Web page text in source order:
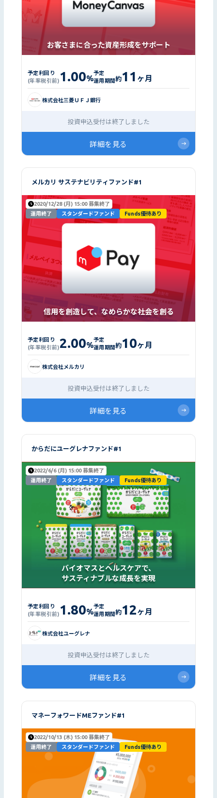
お客さまに合った資産形成をサポート
予定利回り
(年率税引前) 1.00%
予定
運用期間約11 ヶ月
株式会社三菱ＵＦＪ銀行
投資申込受付は終了しました
詳細を見る
メルカリ サステナビリティファンド#1
2020/12/28 (月) 15:00 募集終了
運用終了
スタンダードファンド Funds優待あり
信用を創造して、なめらかな社会を創る
予定利回り
(年率税引前)2.00%
予定
運用期間約10ヶ月
株式会社メルカリ
投資申込受付は終了しました
詳細を見る
からだにユーグレナファンド#1
2022/6/6 (月) 15:00 募集終了
運用終了
スタンダードファンド Funds優待あり
バイオマスとヘルスケアで、
サスティナブルな成長を実現
予定利回り
(年率税引前) 1.80%
予定
運用期間約12ヶ月
株式会社ユーグレナ
投資申込受付は終了しました
詳細を見る
マネーフォワードMEファンド#1
2022/10/13 (木) 15:00 募集終了
運用終了
スタンダードファンド Funds優待あり